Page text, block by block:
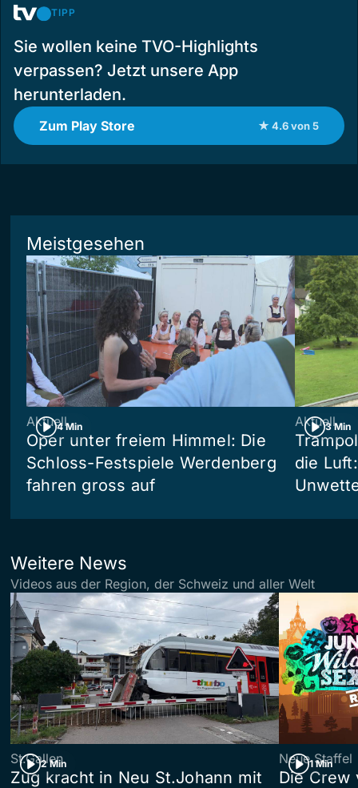
TIPP
Sie wollen keine TVO-Highlights
verpassen? Jetzt unsere App
herunterladen.
Zum Play Store ★ 4.6 von 5
Meistgesehen
4 Min
Aktuell
Oper unter freiem Himmel: Die
Schloss-Festspiele Werdenberg
fahren gross auf
3 Min
Aktuell
die
Weitere News
Videos aus der Region, der Schweiz und aller Welt
2 Min
St.Gallen
Zug kracht in Neu St.Johann mit
1 Min
Neue Staffel
Die Crew